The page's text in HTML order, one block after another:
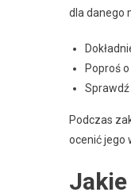
dla danego
Poproś
Sprawdź
Podczas
ocenić jego